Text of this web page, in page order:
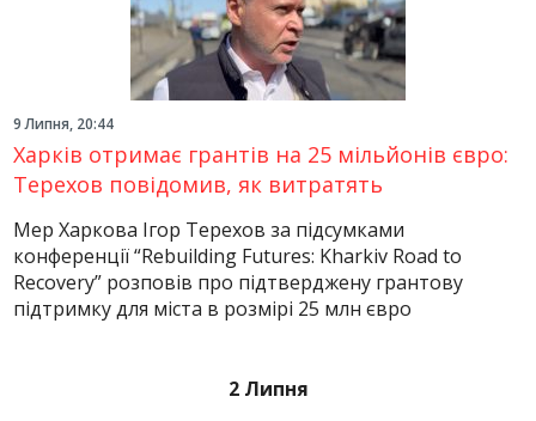
9 Липня, 20:44
Харків отримає грантів на 25 мільйонів євро:
Терехов повідомив, як витратять
Мер Харкова Ігор Терехов за підсумками
конференції “Rebuilding Futures: Kharkiv Road to
Recovery” розповів про підтверджену грантову
підтримку для міста в розмірі 25 млн євро
2 Липня